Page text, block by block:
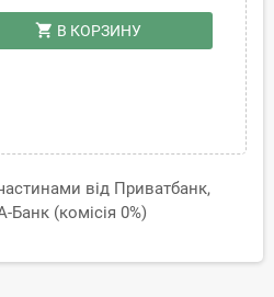
shopping_cart В КОРЗИНУ
від Приватбанк,
Банк (комісія 0%)